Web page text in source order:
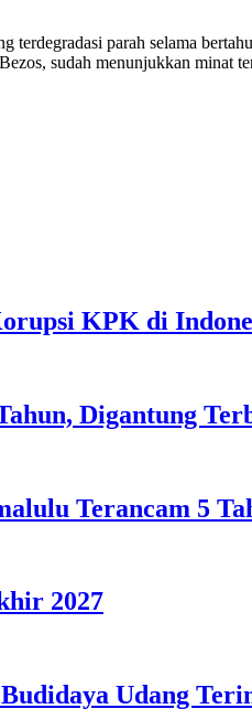
parah selama
sudah menunjukkan minat
KPK di
Digantung
Terancam 5
2027
Udang